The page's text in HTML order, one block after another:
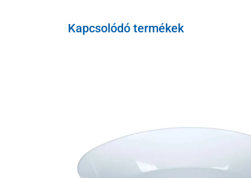
1 db betegtájékoztató
Kapcsolódó termékek